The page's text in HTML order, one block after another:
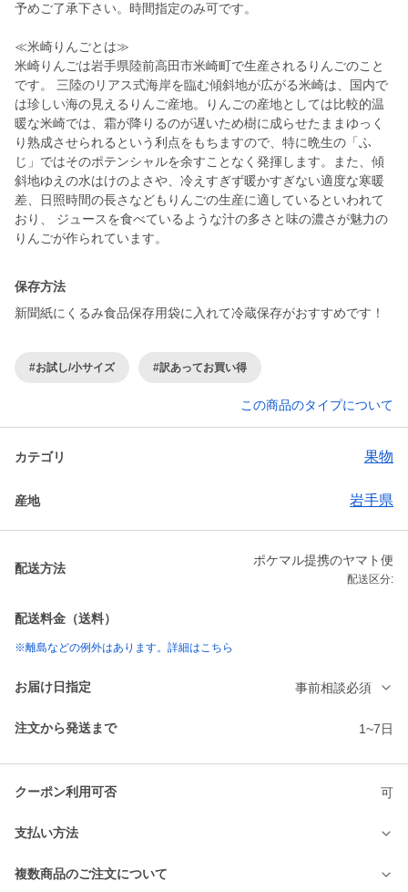
予めご了承下さい。時間指定のみ可です。
≪米崎りんごとは≫
米崎りんごは岩手県陸前高田市米崎町で生産されるりんごのこと
です。 三陸のリアス式海岸を臨む傾斜地が広がる米崎は、国内で
は珍しい海の見えるりんご産地。りんごの産地としては比較的温
暖な米崎では、霜が降りるのが遅いため樹に成らせたままゆっく
り熟成させられるという利点をもちますので、特に晩生の「ふ
じ」ではそのポテンシャルを余すことなく発揮します。また、傾
斜地ゆえの水はけのよさや、冷えすぎず暖かすぎない適度な寒暖
差、日照時間の長さなどもりんごの生産に適しているといわれて
おり、 ジュースを食べているような汁の多さと味の濃さが魅力の
りんごが作られています。
保存方法
新聞紙にくるみ食品保存用袋に入れて冷蔵保存がおすすめです！
#お試し/小サイズ #訳あってお買い得
この商品のタイプについて
カテゴリ 果物
産地 岩手県
配送方法
ポケマル提携のヤマト便
配送区分:
配送料金（送料）
※離島などの例外はあります。詳細はこちら
お届け日指定 事前相談必須
注文から発送まで 1~7日
クーポン利用可否 可
支払い方法
複数商品のご注文について